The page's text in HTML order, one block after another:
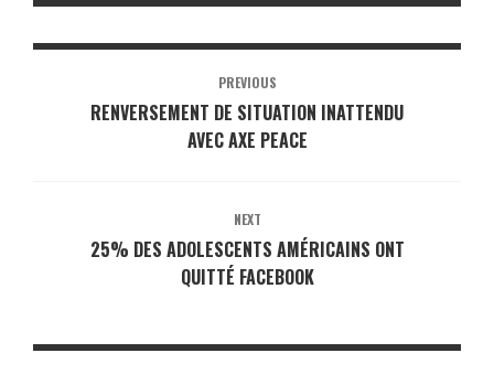
PREVIOUS
RENVERSEMENT DE SITUATION INATTENDU
AVEC AXE PEACE
NEXT
25% DES ADOLESCENTS AMÉRICAINS ONT
QUITTÉ FACEBOOK